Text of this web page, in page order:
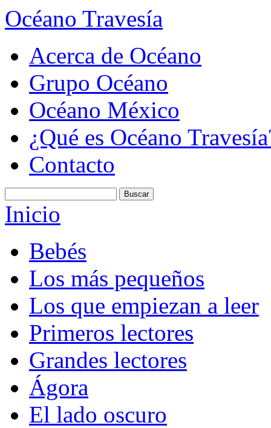
Océano Travesía
Acerca de Océano
Grupo Océano
Océano México
¿Qué es Océano
Contacto
Inicio
Bebés
Los más pequeños
Los que empiezan a leer
Primeros lectores
Grandes lectores
Ágora
El lado oscuro